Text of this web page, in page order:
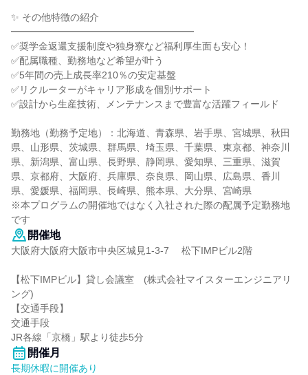
✨ その他特徴の紹介
━━━━━━━━━━━━━━━━━━━
✅奨学金返還支援制度や独身寮など福利厚生面も安心！
✅配属職種、勤務地など希望が叶う
✅5年間の売上成長率210％の安定基盤
✅リクルーターがキャリア形成を個別サポート
✅設計から生産技術、メンテナンスまで豊富な活躍フィールド
勤務地（勤務予定地）：北海道、青森県、岩手県、宮城県、秋田
県、山形県、茨城県、群馬県、埼玉県、千葉県、東京都、神奈川
県、新潟県、富山県、長野県、静岡県、愛知県、三重県、滋賀
県、京都府、大阪府、兵庫県、奈良県、岡山県、広島県、香川
県、愛媛県、福岡県、長崎県、熊本県、大分県、宮崎県
※本プログラムの開催地ではなく入社された際の配属予定勤務地
です
開催地
大阪府大阪府大阪市中央区城見1-3-7 松下IMPビル2階
【松下IMPビル】貸し会議室 (株式会社マイスターエンジニアリ
ング)
【交通手段】
交通手段
JR各線「京橋」駅より徒歩5分
開催月
長期休暇に開催あり